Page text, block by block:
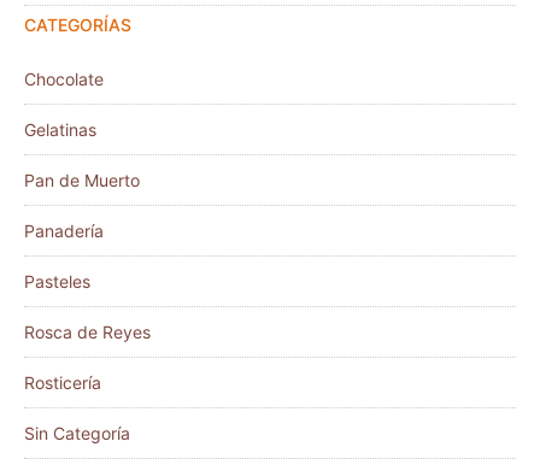
CATEGORÍAS
Chocolate
Gelatinas
Pan de Muerto
Panadería
Pasteles
Rosca de Reyes
Rosticería
Sin Categoría